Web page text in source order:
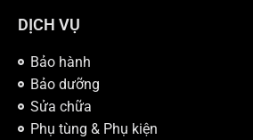
DỊCH VỤ
Bảo hành
Bảo dưỡng
Sửa chữa
Phụ tùng & Phụ kiện